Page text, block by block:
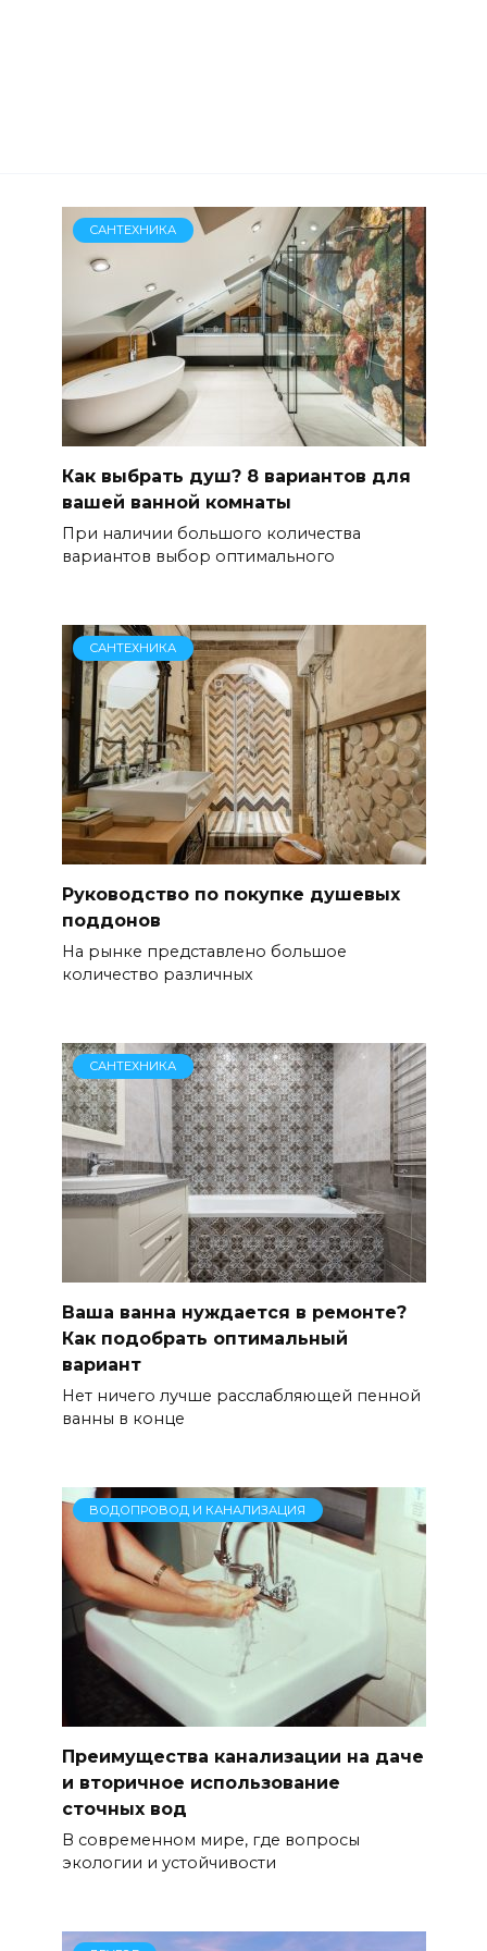
САНТЕХНИКА
Как выбрать душ? 8 вариантов для
вашей ванной комнаты
При наличии большого количества
вариантов выбор оптимального
САНТЕХНИКА
Руководство по покупке душевых
поддонов
На рынке представлено большое
количество различных
САНТЕХНИКА
Ваша ванна нуждается в ремонте?
Как подобрать оптимальный
вариант
Нет ничего лучше расслабляющей пенной
ванны в конце
ВОДОПРОВОД И КАНАЛИЗАЦИЯ
Преимущества канализации на даче
и вторичное использование
сточных вод
В современном мире, где вопросы
экологии и устойчивости